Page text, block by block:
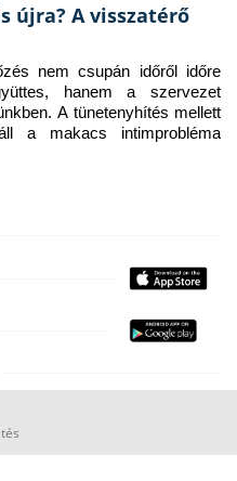
újra? A visszatérő
nem csupán időről időre
hanem a szervezet
A tünetenyhítés mellett
a makacs intimprobléma